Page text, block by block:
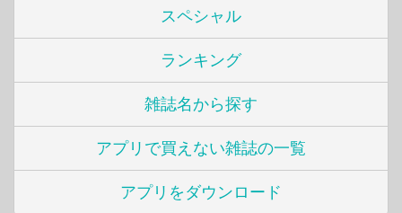
スペシャル
ランキング
雑誌名から探す
アプリで買えない雑誌の一覧
アプリをダウンロード